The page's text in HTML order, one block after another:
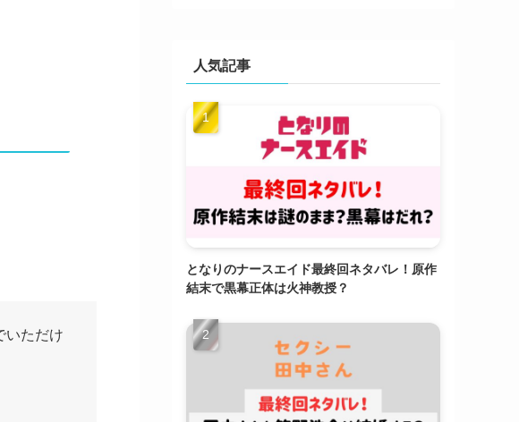
いただけ
人気記事
となりのナースエイド最終回ネタバレ！原作
結末で黒幕正体は火神教授？